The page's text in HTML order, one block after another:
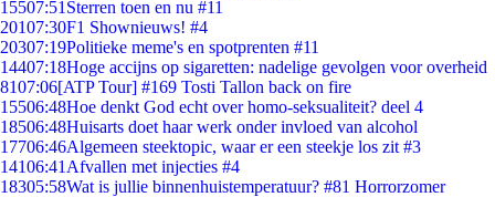
15507:51 Sterren toen en nu #11
20107:30F1 Shownieuws! #4
20307:19Politieke meme's en spotprenten #11
14407:18Hoge accijns op sigaretten: nadelige gevolgen voor overheid
8107:06[ATP Tour] #169 Tosti Tallon back on fire
15506:48Hoe denkt God echt over homo-seksualiteit? deel 4
18506:48Huisarts doet haar werk onder invloed van alcohol
17706:46Algemeen steektopic, waar er een steekje los zit #3
14106:41 Afvallen met injecties #4
18305:58Wat is jullie binnenhuistemperatuur? #81 Horrorzomer